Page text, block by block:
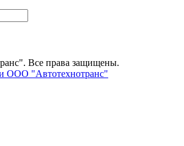
Все права защищены.
ООО "Автотехнотранс"